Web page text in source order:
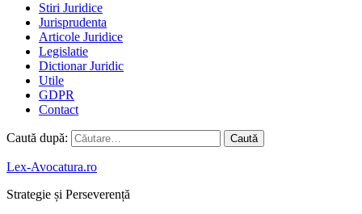
Stiri Juridice
Jurisprudenta
Articole Juridice
Legislatie
Dictionar Juridic
Utile
GDPR
Contact
Caută după:
Lex-Avocatura.ro
Strategie și Perseverență